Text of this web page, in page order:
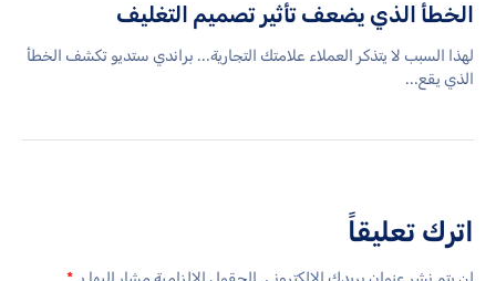
الخطأ الذي يضعف تأثير تصميم التغليف
لهذا السبب لا يتذكر العملاء علامتك التجارية... براندي ستديو تكشف الخطأ
الذي يقع...
اترك تعليقاً